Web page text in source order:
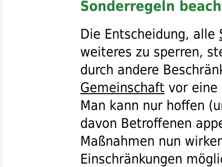
Sonderregeln
Die Entscheidung, alle
weiteres zu sperren,
durch andere
Gemeinschaft vor eine
Man kann nur hoffen
davon Betroffenen
Maßnahmen nun
Einschränkungen